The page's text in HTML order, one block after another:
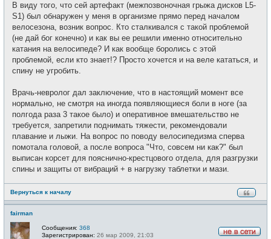
б
щ
н
и
В виду того, что сей артефакт (межпозвоночная грыжа дисков L5-
S1) был обнаружен у меня в организме прямо перед началом
велосезона, возник вопрос. Кто сталкивался с такой проблемой
(не дай бог конечно) и как вы ее решили именно относительно
катания на велосипеде? И как вообще боролись с этой
проблемой, если кто знает!? Просто хочется и на веле кататься, и
спину не угробить.
Врачь-невролог дал заключение, что в настоящий момент все
нормально, не смотря на иногда появляющиеся боли в ноге (за
полгода раза 3 такое было) и оперативное вмешательство не
требуется, запретили поднимать тяжести, рекомендовали
плавание и лыжи. На вопрос по поводу велосипедизма сперва
помотала головой, а после вопроса "Что, совсем ни как?" был
выписан корсет для пояснично-крестцового отдела, для разгрузки
спины и защиты от вибраций + в нагрузку таблетки и мази.
Вернуться к началу
fairman
Сообщения: 368
Зарегистрирован: 26 мар 2009, 21:03